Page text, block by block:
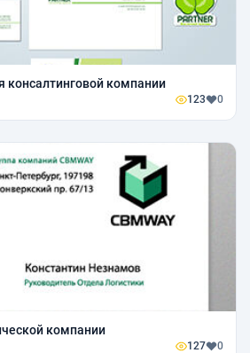
компании
123 0
компании
127 0